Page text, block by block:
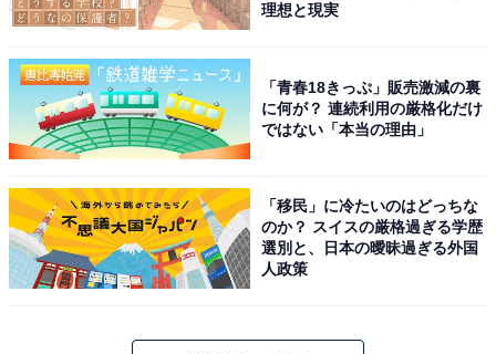
理想と現実
「青春18きっぷ」販売激減の裏
に何が？ 連続利用の厳格化だけ
ではない「本当の理由」
「移民」に冷たいのはどっちな
のか？ スイスの厳格過ぎる学歴
選別と、日本の曖昧過ぎる外国
人政策